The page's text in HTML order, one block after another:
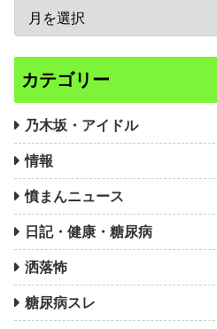
カテゴリー
乃木坂・アイドル
情報
憤まんニュース
日記・健康・糖尿病
洒落怖
糖尿病スレ